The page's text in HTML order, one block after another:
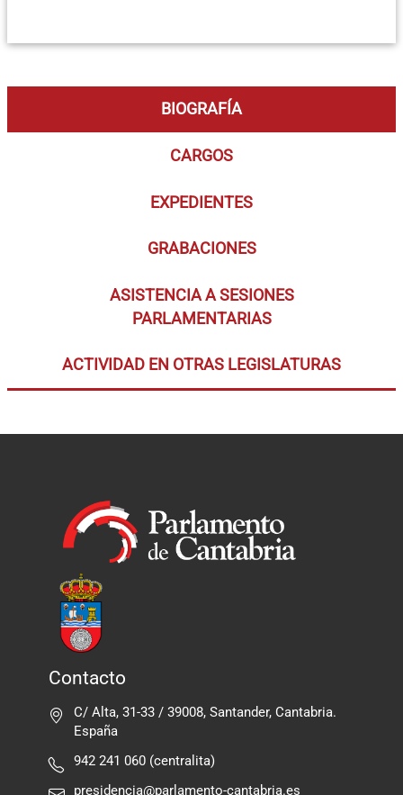
BIOGRAFÍA
CARGOS
EXPEDIENTES
GRABACIONES
ASISTENCIA A SESIONES
PARLAMENTARIAS
ACTIVIDAD EN OTRAS LEGISLATURAS
Contacto
C/ Alta, 31-33 / 39008, Santander, Cantabria.
España
942 241 060 (centralita)
presidencia@parlamento-cantabria.es